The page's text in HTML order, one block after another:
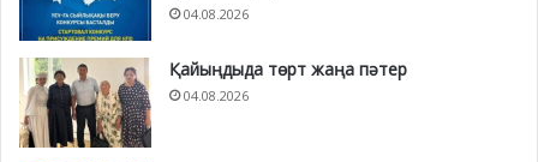
04.08.2026
Қайыңдыда төрт жаңа пәтер
04.08.2026